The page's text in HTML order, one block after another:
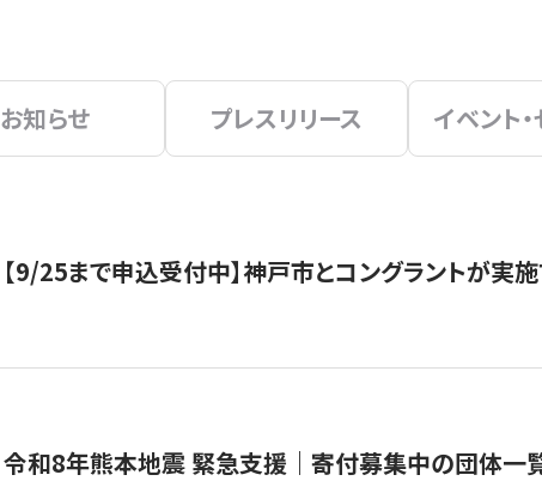
お知らせ プレスリリース イベント
【9/25まで申込受付中】神戸市とコングラントが実
令和8年熊本地震 緊急支援｜寄付募集中の団体一覧